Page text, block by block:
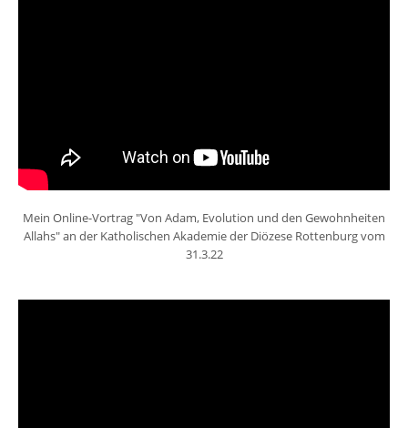
Mein Online-Vortrag "Von Adam, Evolution und den Gewohnheiten
Allahs" an der Katholischen Akademie der Diözese Rottenburg vom
31.3.22